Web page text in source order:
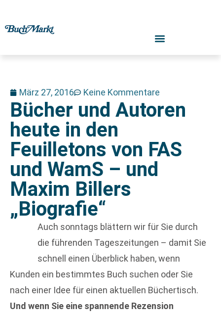
März 27, 2016 Keine Kommentare
Bücher und Autoren
heute in den
Feuilletons von FAS
und WamS – und
Maxim Billers
„Biografie“
Auch sonntags blättern wir für Sie durch
die führenden Tageszeitungen – damit Sie
schnell einen Überblick haben, wenn
Kunden ein bestimmtes Buch suchen oder Sie
nach einer Idee für einen aktuellen Büchertisch.
Und wenn Sie eine spannende Rezension